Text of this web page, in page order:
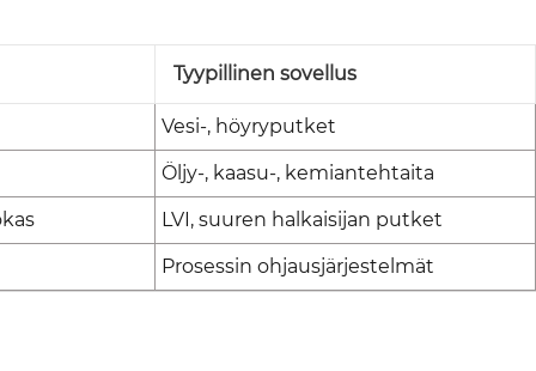
Tyypillinen sovellus
Vesi-, höyryputket
Öljy-, kaasu-, kemiantehtaita
LVI, suuren halkaisijan putket
Prosessin ohjausjärjestelmät